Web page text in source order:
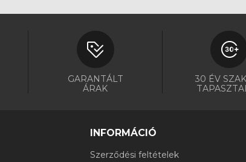
GARANTÁLT
ÁRAK
30 ÉV
INFORMÁCIÓ
Szerződési feltételek